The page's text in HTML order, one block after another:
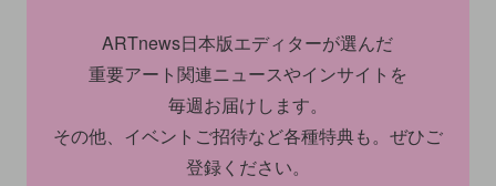
ARTnews日本版エディターが選んだ
重要アート関連ニュースやインサイトを
毎週お届けします。
その他、イベントご招待など各種特典も。ぜひご
登録ください。